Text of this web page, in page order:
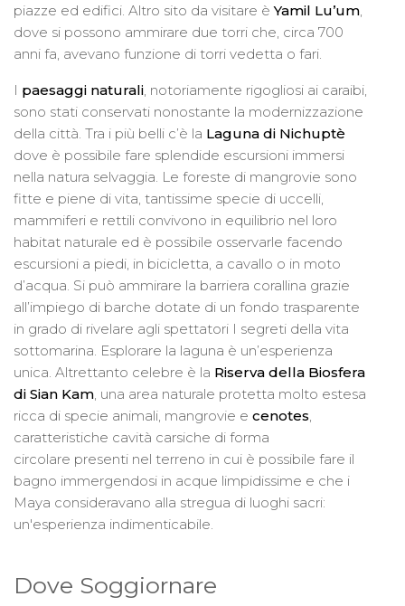
piazze ed edifici. Altro sito da visitare èYamil Lu’um
dove si possono ammirare due torri che, circa 700
anni fa, avevano funzione di torri vedetta o fari.
I paesaggi naturali , notoriamente rigogliosi ai caraibi,
sono stati conservati nonostante la modernizzazione
della città. Tra i più belli c’è la Laguna di Nichuptè
dove è possibile fare splendide escursioni immersi
nella natura selvaggia. Le foreste di mangrovie sono
fitte e piene di vita, tantissime specie di uccelli,
mammiferi e rettili convivono in equilibrio nel loro
habitat naturale ed è possibile osservarle facendo
escursioni a piedi, in bicicletta, a cavallo o in moto
d’acqua. Si può ammirare la barriera corallina grazie
all’impiego di barche dotate di un fondo trasparente
in grado di rivelare agli spettatori I segreti della vita
sottomarina. Esplorare la laguna è un’esperienza
unica. Altrettanto celebre è la Riserva della Biosfera
di Sian Kam , una area naturale protetta molto estesa
ricca di specie animali, mangrovie e cenotes
caratteristiche cavità carsiche di forma
circolare presenti nel terreno in cui è possibile fare il
bagno immergendosi in acque limpidissime e che i
Maya consideravano alla stregua di luoghi sacri:
un'esperienza indimenticabile.
Dove Soggiornare